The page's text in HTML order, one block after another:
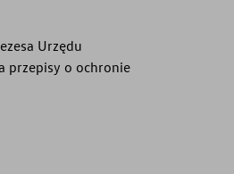
Urzędu
przepisy o ochronie